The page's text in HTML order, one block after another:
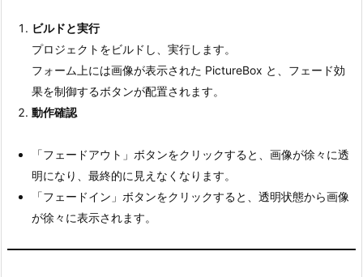
ビルドと実行
プロジェクトをビルドし、実行します。
フォーム上には画像が表示された PictureBox と、フェード効
果を制御するボタンが配置されます。
動作確認
「フェードアウト」ボタンをクリックすると、画像が徐々に透
明になり、最終的に見えなくなります。
「フェードイン」ボタンをクリックすると、透明状態から画像
が徐々に表示されます。